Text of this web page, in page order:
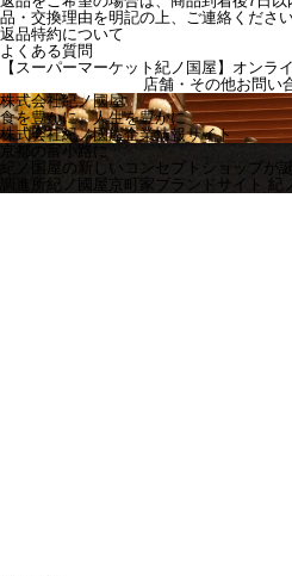
品・交換理由を明記の上、ご連絡ください
返品特約について
よくある質問
【スーパーマーケット紀ノ国屋】オンラ
店舗・その他お問い
株式会社紀ノ國屋
食を豊かに、人生を豊かに
株式会社紀ノ國屋企業情報サイト
京都の富小路に
紀ノ国屋の新しいコンセプトショップが
調進所紀ノ國屋京町家ブランドサイト 紀